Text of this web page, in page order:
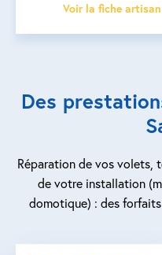
Voir la fiche artisan
Des
Réparation de vos volets,
de votre installation
domotique) : des